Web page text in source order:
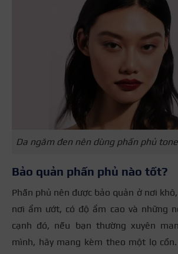
Da ngăm đen nên dùng phấn phủ
Bảo quản phấn phủ nào tốt?
Phấn phủ nên được bảo quản ở nơi
nơi ẩm ướt, có độ ẩm cao và những
cạnh đó, nếu bạn thường xuyên
mình, hãy mang kèm theo một lọ